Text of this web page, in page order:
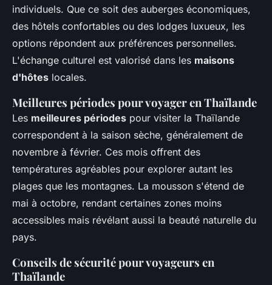
individuels. Que ce soit des auberges économiques,
des hôtels confortables ou des lodges luxueux, les
options répondent aux préférences personnelles.
L'échange culturel est valorisé dans les maisons
d'hôtes locales.
Meilleures périodes pour voyager en Thaïlande
Les meilleures périodes pour visiter la Thaïlande
correspondent à la saison sèche, généralement de
novembre à février. Ces mois offrent des
températures agréables pour explorer autant les
plages que les montagnes. La mousson s'étend de
mai à octobre, rendant certaines zones moins
accessibles mais révélant aussi la beauté naturelle du
pays.
Conseils de sécurité pour voyageurs en
Thaïlande